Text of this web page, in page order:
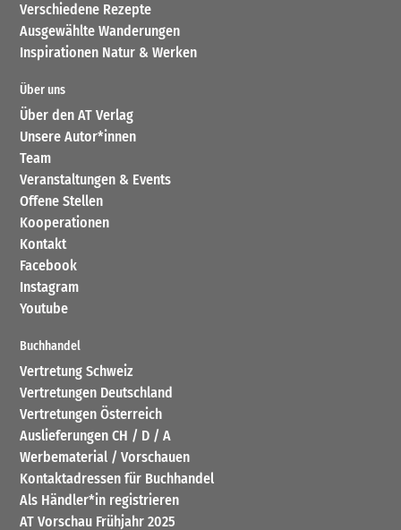
Verschiedene Rezepte
Ausgewählte Wanderungen
Inspirationen Natur & Werken
Über uns
Über den AT Verlag
Unsere Autor*innen
Team
Veranstaltungen & Events
Offene Stellen
Kooperationen
Kontakt
Facebook
Instagram
Youtube
Buchhandel
Vertretung Schweiz
Vertretungen Deutschland
Vertretungen Österreich
Auslieferungen CH / D / A
Werbematerial / Vorschauen
Kontaktadressen für Buchhandel
Als Händler*in registrieren
AT Vorschau Frühjahr 2025